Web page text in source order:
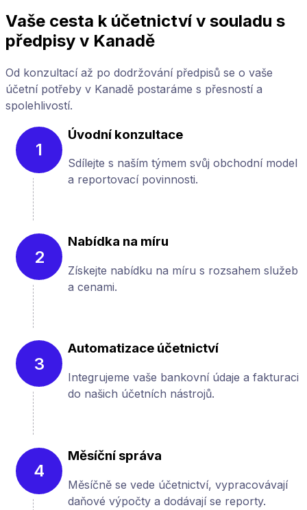
Vaše cesta k účetnictví v souladu s
předpisy v Kanadě
Od konzultací až po dodržování předpisů se o vaše
účetní potřeby v Kanadě postaráme s přesností a
spolehlivostí.
1
Úvodní konzultace
Sdílejte s naším týmem svůj obchodní model
a reportovací povinnosti.
2
Nabídka na míru
Získejte nabídku na míru s rozsahem služeb
a cenami.
3
Automatizace účetnictví
Integrujeme vaše bankovní údaje a fakturaci
do našich účetních nástrojů.
4
Měsíční správa
Měsíčně se vede účetnictví, vypracovávají
daňové výpočty a dodávají se reporty.